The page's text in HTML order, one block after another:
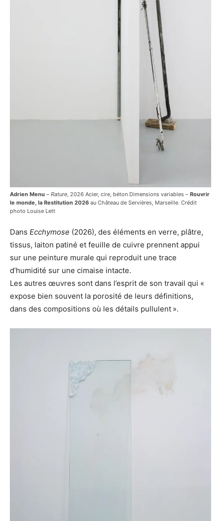
Adrien Menu – Rature, 2026 Acier, cire, béton Dimensions variables – Rouvrir
le monde, la Restitution 2026 au Château de Servières, Marseille. Crédit
photo Louise Lett
Dans Ecchymose (2026), des éléments en verre, plâtre,
tissus, laiton patiné et feuille de cuivre prennent appui
sur une peinture murale qui reproduit une trace
d’humidité sur une cimaise intacte.
Les autres œuvres sont dans l’esprit de son travail qui «
expose bien souvent la porosité de leurs définitions,
dans des compositions où les détails pullulent ».